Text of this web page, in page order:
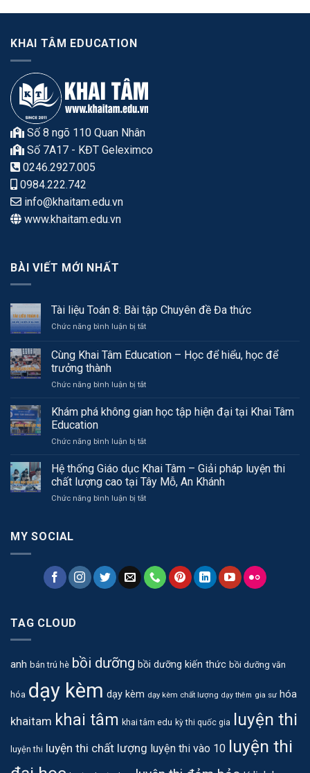
KHAI TÂM EDUCATION
Số 8 ngõ 110 Quan Nhân
Số 7A17 - KĐT Geleximco
0246.2927.005
0984.222.742
info@khaitam.edu.vn
www.khaitam.edu.vn
BÀI VIẾT MỚI NHẤT
Tài liệu Toán 8: Bài tập Chuyên đề Đa thức
Chức năng bình luận bị tắtở
liệu
Toán
Bài
Chuyên
thức
Cùng Khai Tâm Education – Học để hiểu, học để
trưởng thành
Chức năng bình luận bị tắtở
Khai
–
để
hiểu,
học
để
Khám phá không gian học tập hiện đại tại Khai Tâm
Education
Chức năng bình luận bị tắtở
phá
không
gian
học
Tâm
Education
Hệ thống Giáo dục Khai Tâm – Giải pháp luyện thi
chất lượng cao tại Tây Mỗ, An Khánh
Chức năng bình luận bị tắtở
Tâm
cao
Mỗ,
Khánh
MY SOCIAL
TAG CLOUD
anh bán trú hè bồi dưỡng bồi dưỡng kiến thức bồi dưỡng văn
hóa dạy kèm dạy kèm dạy kèm chất lượng dạy thêm gia sư hóa
khaitam khai tâm khai tâm edu kỳ thi quốc gia luyện thi
luyện thi luyện thi chất lượng luyện thi vào 10 luyện thi